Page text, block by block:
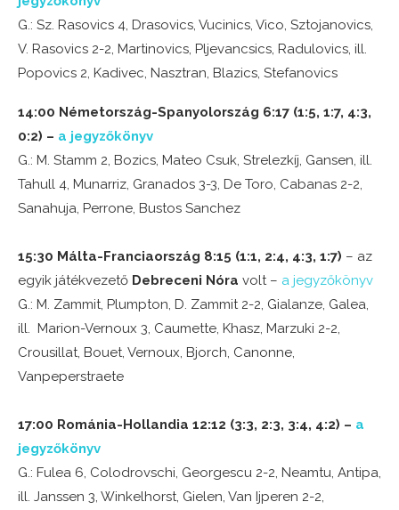
G.: Sz. Rasovics 4, Drasovics, Vucinics, Vico, Sztojanovics,
V. Rasovics 2-2, Martinovics, Pljevancsics, Radulovics, ill.
Popovics 2, Kadivec, Nasztran, Blazics, Stefanovics
14:00 Németország-Spanyolország 6:17 (1:5, 1:7, 4:3,
0:2) – a jegyzőkönyv
G.: M. Stamm 2, Bozics, Mateo Csuk, Strelezkíj, Gansen, ill.
Tahull 4, Munarriz, Granados 3-3, De Toro, Cabanas 2-2,
Sanahuja, Perrone, Bustos Sanchez
15:30 Málta-Franciaország 8:15 (1:1, 2:4, 4:3, 1:7) – az
egyik játékvezető Debreceni Nóra volt – a jegyzőkönyv
G.: M. Zammit, Plumpton, D. Zammit 2-2, Gialanze, Galea,
ill. Marion-Vernoux 3, Caumette, Khasz, Marzuki 2-2,
Crousillat, Bouet, Vernoux, Bjorch, Canonne,
Vanpeperstraete
17:00 Románia-Hollandia 12:12 (3:3, 2:3, 3:4, 4:2) – a
jegyzőkönyv
G.: Fulea 6, Colodrovschi, Georgescu 2-2, Neamtu, Antipa,
ill. Janssen 3, Winkelhorst, Gielen, Van Ijperen 2-2,